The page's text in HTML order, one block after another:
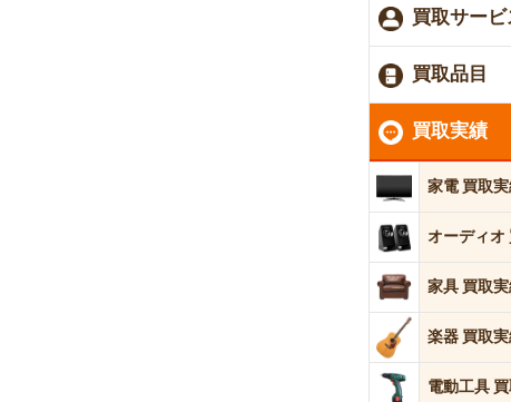
買取サービ
買取品目
買取実績
家電 買取
オーディオ
家具 買取
楽器 買取
電動工具